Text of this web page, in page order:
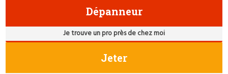
Dépanneur
Je trouve un pro près de chez moi
Jeter